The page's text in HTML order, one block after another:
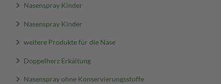
Nasenspray Kinder
Nasenspray Kinder
weitere Produkte für die Nase
Doppelherz Erkältung
Nasenspray ohne Konservierungsstoffe